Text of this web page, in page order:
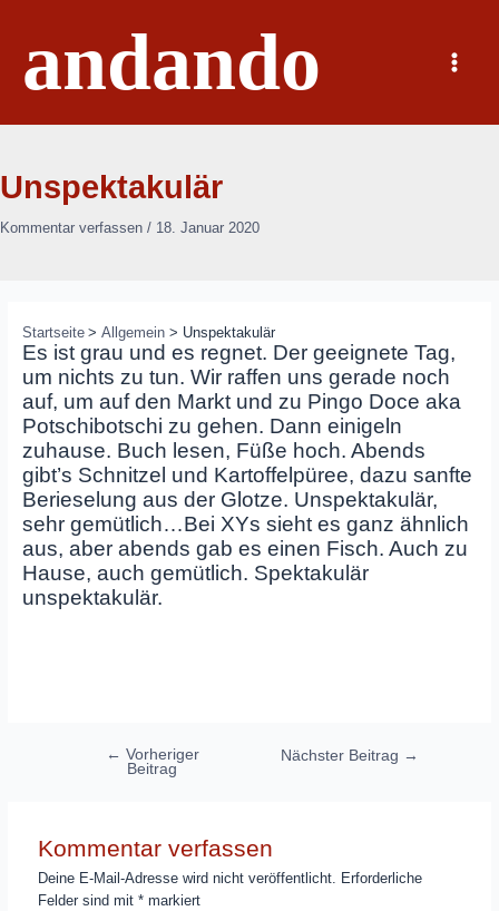
springenandando
Main
Menu
Unspektakulär
Kommentar verfassen / 18. Januar 2020
Startseite Allgemein Unspektakulär
Es ist grau und es regnet. Der geeignete Tag,
um nichts zu tun. Wir raffen uns gerade noch
auf, um auf den Markt und zu Pingo Doce aka
Potschibotschi zu gehen. Dann einigeln
zuhause. Buch lesen, Füße hoch. Abends
gibt’s Schnitzel und Kartoffelpüree, dazu sanfte
Berieselung aus der Glotze. Unspektakulär,
sehr gemütlich…Bei XYs sieht es ganz ähnlich
aus, aber abends gab es einen Fisch. Auch zu
Hause, auch gemütlich. Spektakulär
unspektakulär.
Beitragsnavigation
← Vorheriger
Beitrag
Nächster Beitrag →
Kommentar verfassen
Deine E-Mail-Adresse wird nicht veröffentlicht. Erforderliche
Felder sind mit* markiert